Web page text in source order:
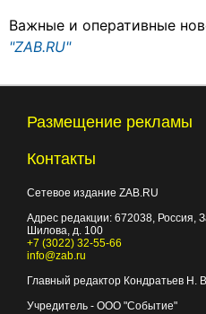
Важные и оперативные
"ZAB.RU"
Размещение рекламы
Контакты
Сетевое издание ZAB.RU
Адрес редакции: 672038, Россия,
Шилова, д. 100
+7 (3022) 32-55-66
info@zab.ru
Главный редактор Кондратьев Н.
Учредитель - ООО "Событие"